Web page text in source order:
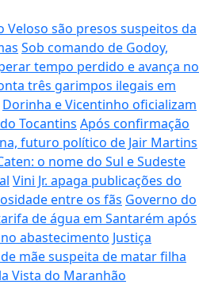
Veloso são presos suspeitos da
Sob comando de Godoy,
tempo perdido e avança no
três garimpos ilegais em
Dorinha e Vicentinho oficializam
Tocantins Após confirmação
futuro político de Jair Martins
o nome do Sul e Sudeste
Vini Jr. apaga publicações do
entre os fãs Governo do
de água em Santarém após
abastecimento Justiça
mãe suspeita de matar filha
Vista do Maranhão